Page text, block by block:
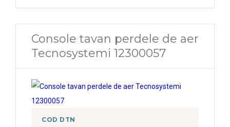
Console tavan perdele de aer
Tecnosystemi 12300057
COD DTN